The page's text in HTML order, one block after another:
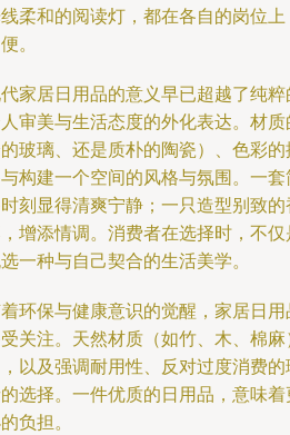
柔和的阅读灯，都在各自的岗位
。
家居日用品的意义早已超越了纯
审美与生活态度的外化表达。材
玻璃、还是质朴的陶瓷）、色彩
构建一个空间的风格与氛围。一
刻显得清爽宁静；一只造型别致
增添情调。消费者在选择时，不
一种与自己契合的生活美学。
环保与健康意识的觉醒，家居日
关注。天然材质（如竹、木、棉
以及强调耐用性、反对过度消费
选择。一件优质的日用品，意味
负担。